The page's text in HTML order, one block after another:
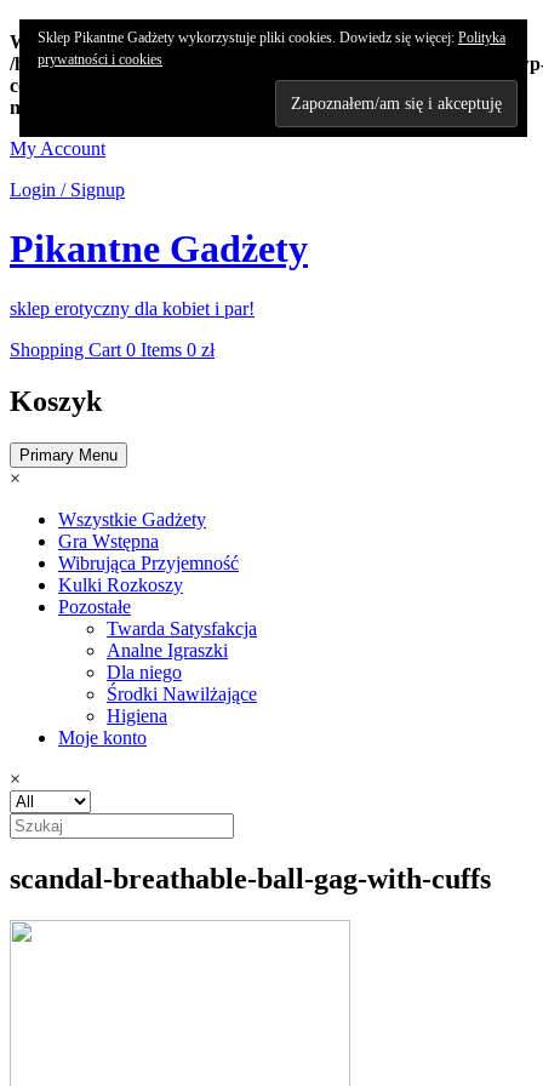
Warning: Undefined array key "edn_subs_nonce_field" in
/home/koncert/domains/pikantnehistorie.pl/public_html/sklep/
content/plugins/8-degree-notification-bar/8degree-
notification.php
Skip
content
My Account
Login / Signup
Pikantne Gadżety
sklep erotyczny dla kobiet i par!
Shopping Cart 0 Items 0 zł
Koszyk
Primary Menu
×
Wszystkie Gadżety
Gra Wstępna
Wibrująca Przyjemność
Kulki Rozkoszy
Pozostałe
Twarda Satysfakcja
Analne Igraszki
Dla niego
Środki Nawilżające
Higiena
Moje konto
×
scandal-breathable-ball-gag-with-cuffs
Sklep Pikantne Gadżety wykorzystuje pliki cookies. Dowiedz się więcej: Polityka
prywatności i cookies